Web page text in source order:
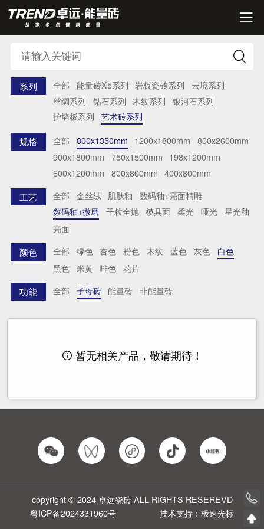


系列 全部 能量砖X5系列 岩板瓷砖系列
云境系列
丝绸系列
钻石系列 木纹系列
银河石系列
护墙板系列
艺术砖系列
规格 全部 800x1350mm 1200x1800mm
800x2600mm
900x1800mm
750x1500mm
198x1200mm
600x1200mm
800x800mm 400x800mm
工艺 全部 金丝绒 肌肤釉
数码釉+亮面精雕
数码釉+微磨
干粒全抛 模具面 柔光 哑光
星光釉
亮面
颜色 全部 绿色 杏色 粉色 木纹 蓝色 灰色
白色
黑色
米黄 啡色 花片
功能 全部 子母砖 能量砖 非能量砖
 暂无相关产品，敬请期待！
copyright © 2024 卓远瓷砖 ALL RIGHTS RESEREVD
粤ICP备2024331960号
技术支持：极速光标